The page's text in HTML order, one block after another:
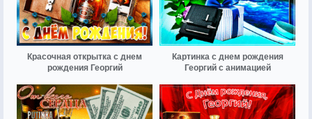
Красочная открытка с днем
рождения Георгий
Картинка с днем рождения
Георгий с анимацией